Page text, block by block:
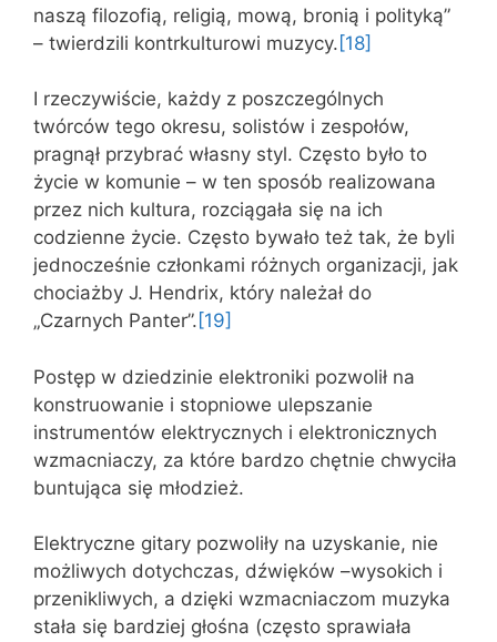
naszą filozofią, religią, mową, bronią i polityką”
– twierdzili kontrkulturowi muzycy. [18]
I rzeczywiście, każdy z poszczególnych
twórców tego okresu, solistów i zespołów,
pragnął przybrać własny styl. Często było to
życie w komunie – w ten sposób realizowana
przez nich kultura, rozciągała się na ich
codzienne życie. Często bywało też tak, że byli
jednocześnie członkami różnych organizacji, jak
chociażby J. Hendrix, który należał do
„Czarnych Panter”. [19]
Postęp w dziedzinie elektroniki pozwolił na
konstruowanie i stopniowe ulepszanie
instrumentów elektrycznych i elektronicznych
wzmacniaczy, za które bardzo chętnie chwyciła
buntująca się młodzież.
Elektryczne gitary pozwoliły na uzyskanie, nie
możliwych dotychczas, dźwięków –wysokich i
przenikliwych, a dzięki wzmacniaczom muzyka
stała się bardziej głośna (często sprawiała